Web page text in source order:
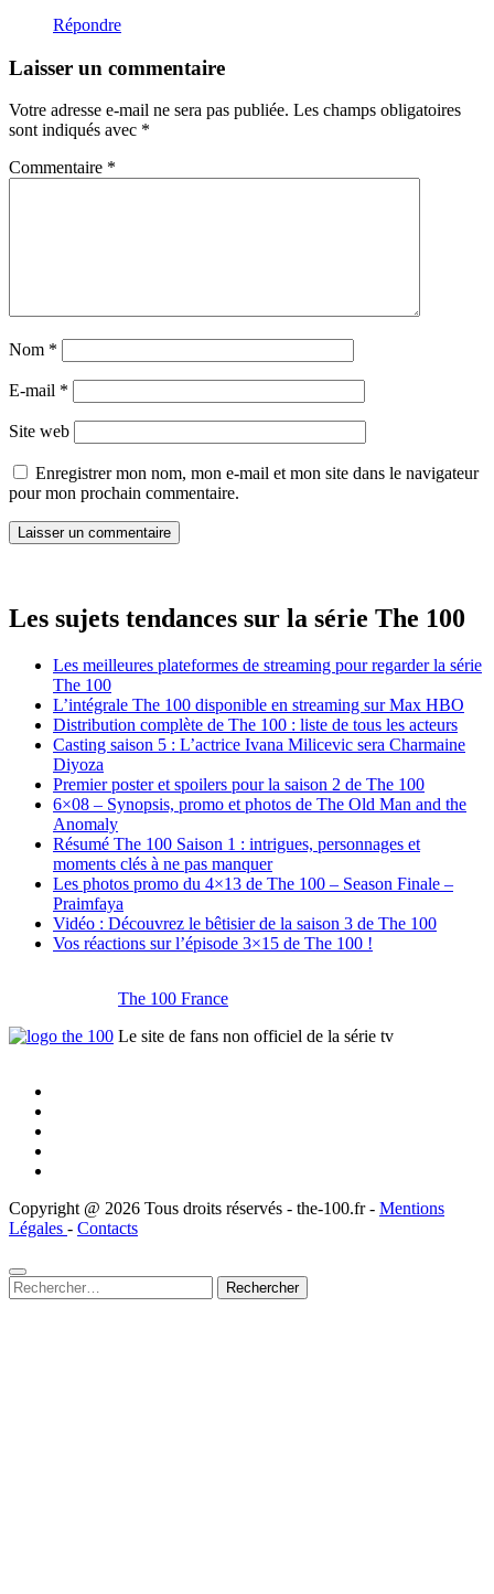
Répondre
Laisser un commentaire
Votre adresse e-mail ne sera pas publiée. Les champs obligatoires
sont indiqués avec *
Commentaire *
Nom *
E-mail *
Site web
Enregistrer mon nom, mon e-mail et mon site dans le navigateur
pour mon prochain commentaire.
Les sujets tendances sur la série The 100
Les meilleures plateformes de streaming pour regarder la série
The 100
L’intégrale The 100 disponible en streaming sur Max HBO
Distribution complète de The 100 : liste de tous les acteurs
Casting saison 5 : L’actrice Ivana Milicevic sera Charmaine
Diyoza
Premier poster et spoilers pour la saison 2 de The 100
6×08 – Synopsis, promo et photos de The Old Man and the
Anomaly
Résumé The 100 Saison 1 : intrigues, personnages et
moments clés à ne pas manquer
Les photos promo du 4×13 de The 100 – Season Finale –
Praimfaya
Vidéo : Découvrez le bêtisier de la saison 3 de The 100
Vos réactions sur l’épisode 3×15 de The 100 !
The 100 France
Le site de fans non officiel de la série tv
Copyright @ 2026 Tous droits réservés - the-100.fr - Mentions
Légales - Contacts
Rechercher :